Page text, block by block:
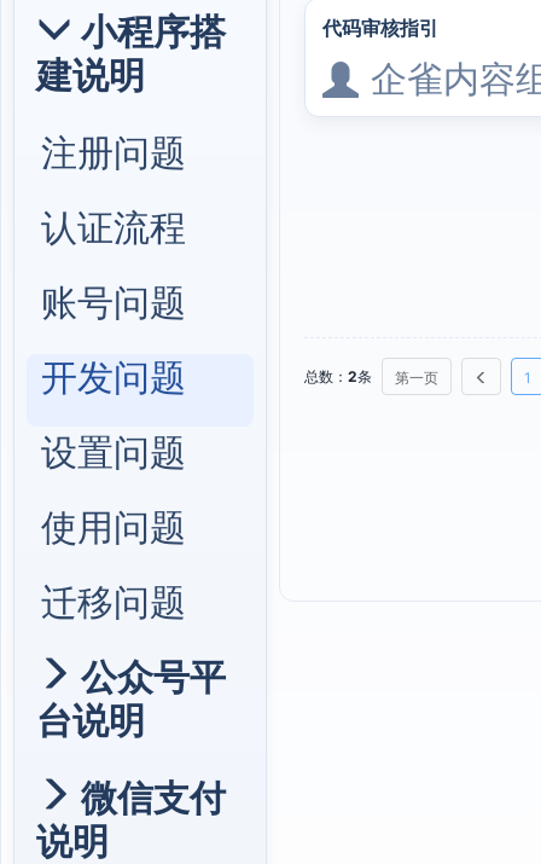
小程序搭
建说明
注册问题
认证流程
账号问题
开发问题
设置问题
使用问题
迁移问题
公众号平
台说明
微信支付
说明
代码审核指引
企雀内容
总数： 2条 第一页 1